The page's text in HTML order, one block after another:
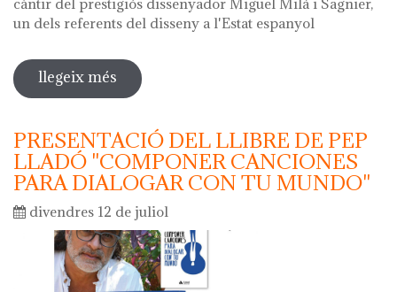
un dels referents del disseny a l'Estat espanyol
llegeix més sobre càntir miguel milá - argentona
2019
PRESENTACIÓ DEL LLIBRE DE PEP
LLADÓ "COMPONER CANCIONES
PARA DIALOGAR CON TU MUNDO"
divendres 12 de juliol